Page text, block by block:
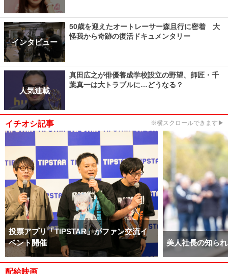
インタビュー
50歳を迎えたオートレーサー森且行に密着 大
怪我から奇跡の復活ドキュメンタリー
人気連載
真田広之が俳優養成学校設立の野望、師匠・千
葉真一は大トラブルに…どうなる？
イチオシ記事 ※横スクロールできます▶
投票アプリ「TIPSTAR」がファン交流イ
ベント開催
美人社長の知ら
配給映画